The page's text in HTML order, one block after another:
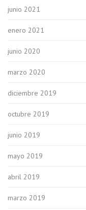
junio 2021
enero 2021
junio 2020
marzo 2020
diciembre 2019
octubre 2019
junio 2019
mayo 2019
abril 2019
marzo 2019